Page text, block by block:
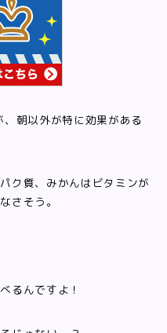
朝以外が特に効果がある
ク質、みかんはビタミンが
さそう。
るんですよ！